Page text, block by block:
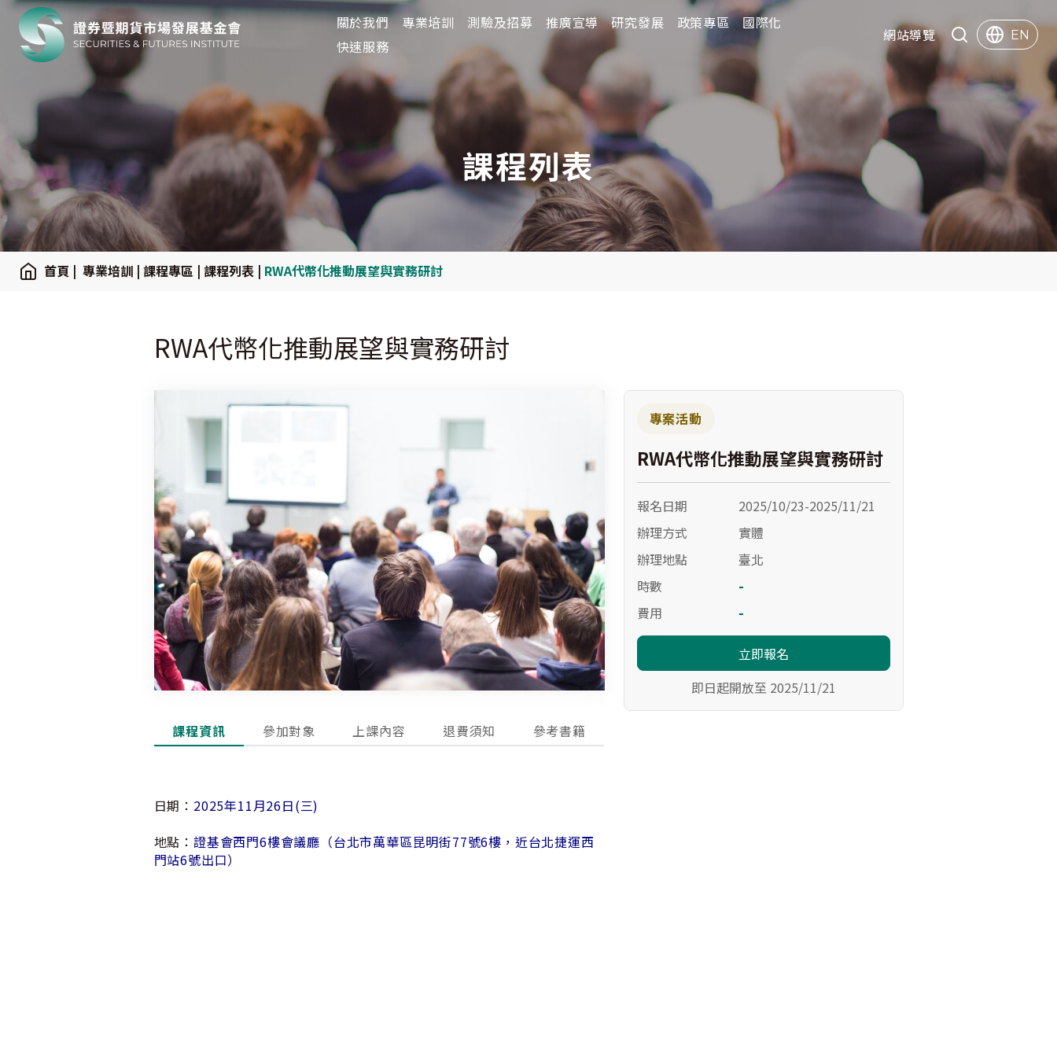
網站導覽 Search EN
關於我們 專業培訓 測驗及招募 推廣宣導 研究發展 政策專區 國際化
關於我們 專業培訓 測驗及招募 推廣宣導 研究發展 政策專區
國際化
快速服務
課程列表
首頁 | 專業培訓 | 課程專區 | 課程列表 | RWA代幣化推動展望與實務研討
RWA代幣化推動展望與實務研討
專案活動
RWA代幣化推動展望與實務研討
報名日期
2025/10/23-2025/11/21
辦理方式
實體
辦理地點
臺北
時數
-
費用 -
立即報名
即日起開放至 2025/11/21
課程資訊 參加對象 上課內容 退費須知 參考書籍
日期： 2025年11月26日(三)
地點： 證基會西門6樓會議廳（台北市萬華區昆明街77號6樓，近台北捷運西
門站6號出口）